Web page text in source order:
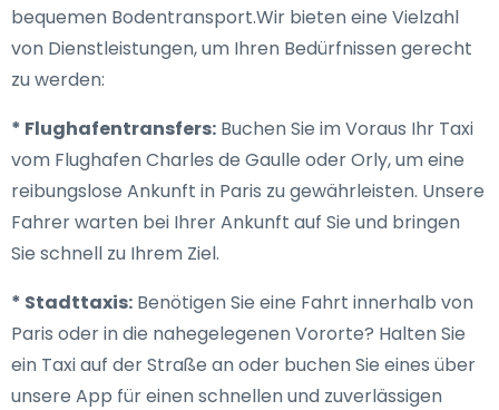
bequemen Bodentransport.Wir bieten eine Vielzahl
von Dienstleistungen, um Ihren Bedürfnissen gerecht
zu werden:
* Flughafentransfers: Buchen Sie im Voraus Ihr Taxi
vom Flughafen Charles de Gaulle oder Orly, um eine
reibungslose Ankunft in Paris zu gewährleisten. Unsere
Fahrer warten bei Ihrer Ankunft auf Sie und bringen
Sie schnell zu Ihrem Ziel.
* Stadttaxis: Benötigen Sie eine Fahrt innerhalb von
Paris oder in die nahegelegenen Vororte? Halten Sie
ein Taxi auf der Straße an oder buchen Sie eines über
unsere App für einen schnellen und zuverlässigen